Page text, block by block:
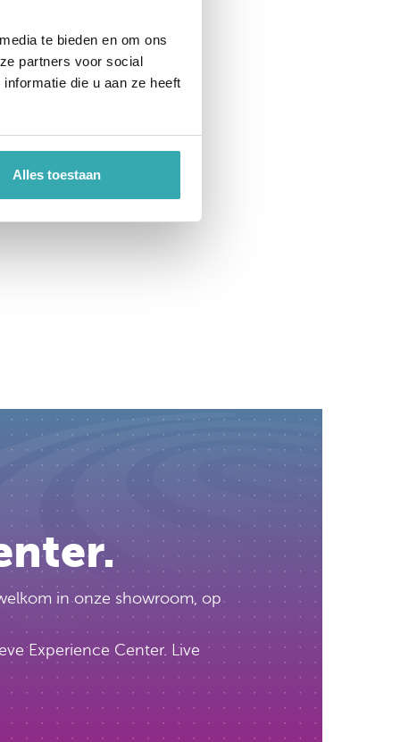
te bieden en om ons
partners voor social
die u aan ze heeft
Alles toestaan
in onze showroom, op
Experience Center. Live